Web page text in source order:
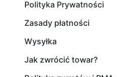
Polityka Prywatności
Zasady płatności
Wysyłka
Jak zwrócić towar?